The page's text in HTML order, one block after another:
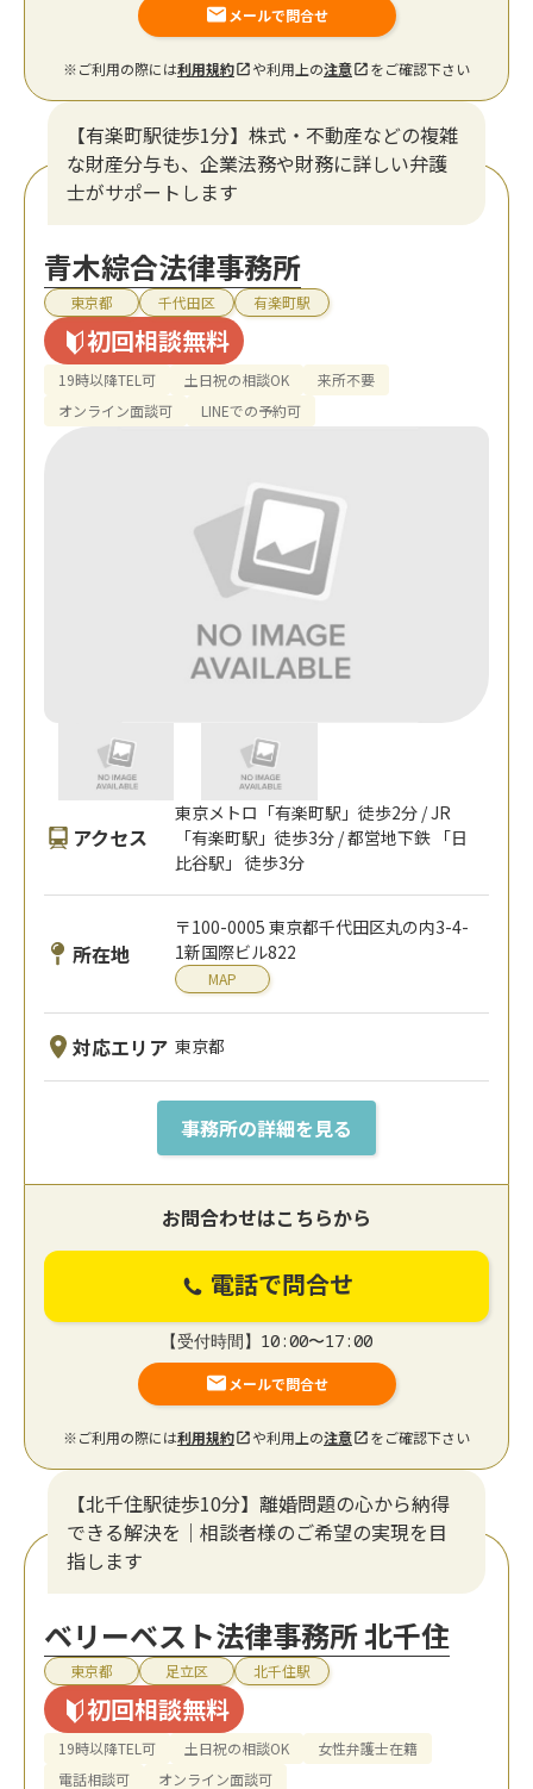
メールで問合せ
※ご利用の際には利用規約 や利用上の注意 をご確認下さい
【有楽町駅徒歩1分】株式・不動産などの複雑
な財産分与も、企業法務や財務に詳しい弁護
士がサポートします
青木綜合法律事務所
東京都 千代田区 有楽町駅
初回相談無料
19時以降TEL可 土日祝の相談OK
来所不要
オンライン面談可
LINEでの予約可
アクセス
東京メトロ「有楽町駅」徒歩2分 / JR
「有楽町駅」徒歩3分 / 都営地下鉄 「日
比谷駅」 徒歩3分
所在地
〒100-0005 東京都千代田区丸の内3-4-
1新国際ビル822
MAP
対応エリア 東京都
事務所の詳細を見る
お問合わせはこちらから
電話で問合せ
【受付時間】10:00〜17:00
メールで問合せ
※ご利用の際には利用規約 や利用上の注意 をご確認下さい
【北千住駅徒歩10分】離婚問題の心から納得
できる解決を｜相談者様のご希望の実現を目
指します
ベリーベスト法律事務所 北千住
東京都 足立区 北千住駅
初回相談無料
19時以降TEL可 土日祝の相談OK
女性弁護士在籍
電話相談可
オンライン面談可